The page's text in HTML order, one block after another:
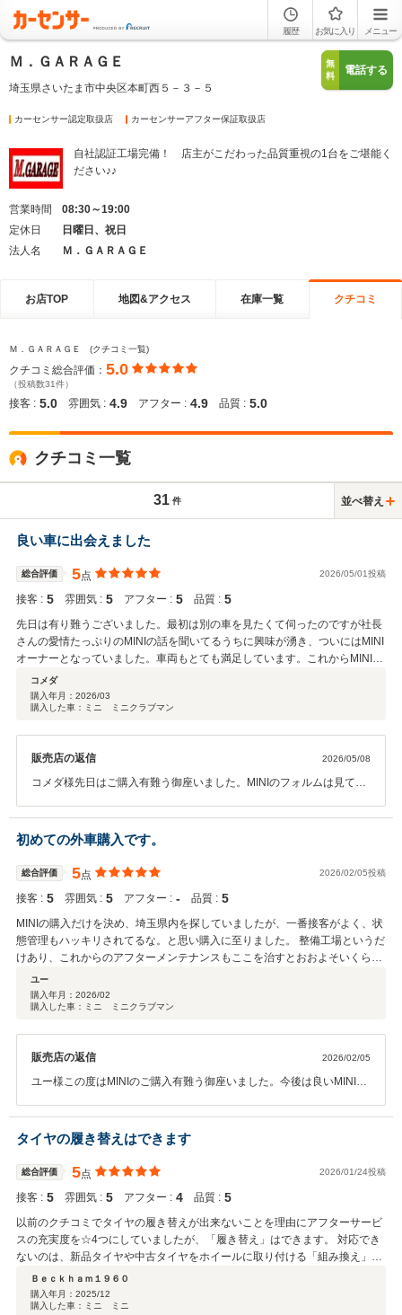
履歴 お気に入り メニュー
Ｍ．ＧＡＲＡＧＥ
埼玉県さいたま市中央区本町西５－３－５
無
料
電話する
カーセンサー認定取扱店 カーセンサーアフター保証取扱店
自社認証工場完備！ 店主がこだわった品質重視の1台をご堪能く
ださい♪♪
営業時間
08:30～19:00
定休日
日曜日、祝日
法人名
Ｍ．ＧＡＲＡＧＥ
お店TOP 地図&アクセス 在庫一覧 クチコミ
Ｍ．ＧＡＲＡＧＥ (クチコミ一覧)
クチコミ総合評価： 5.0
（投稿数31件）
接客 : 5.0 雰囲気 : 4.9 アフター : 4.9 品質 : 5.0
クチコミ一覧
31 件 並べ替え
良い車に出会えました
総合評価 5点 2026/05/01投稿
接客 : 5 雰囲気 : 5 アフター : 5 品質 : 5
先日は有り難うございました。最初は別の車を見たくて伺ったのですが社長
さんの愛情たっぷりのMINIの話を聞いてるうちに興味が湧き、ついにはMINI
オーナーとなっていました。車両もとても満足しています。これからMINIラ
イフ楽しみます。
コメダ
購入年月： 2026/03
購入した車：ミニ ミニクラブマン
販売店の返信 2026/05/08
コメダ様先日はご購入有難う御座いました。MINIのフォルムは見てい
ら最高ですね。今後も宜しくお願い致します。
初めての外車購入です。
総合評価 5点 2026/02/05投稿
接客 : 5 雰囲気 : 5 アフター : ‐ 品質 : 5
MINIの購入だけを決め、埼玉県内を探していましたが、一番接客がよく、状
態管理もハッキリされてるな。と思い購入に至りました。 整備工場というだ
けあり、これからのアフターメンテナンスもここを治すとおおよそいくらく
らいかかると伝えていただいたので、今後も安心です。
ユー
購入年月： 2026/02
購入した車：ミニ ミニクラブマン
販売店の返信 2026/02/05
ユー様この度はMINIのご購入有難う御座いました。今後は良いMINIラ
す。
タイヤの履き替えはできます
総合評価 5点 2026/01/24投稿
接客 : 5 雰囲気 : 5 アフター : 4 品質 : 5
以前のクチコミでタイヤの履き替えが出来ないことを理由にアフターサービ
スの充実度を☆4つにしていましたが、「履き替え」はできます。 対応でき
ないのは、新品タイヤや中古タイヤをホイールに取り付ける「組み換え」の
方でした。この作業にはタイヤチェンジャーやバランサーが必要なためで
す。 社長さんには口頭でお詫びしましたが、改めてお詫びと訂正をさせてい
ただきます。
Ｂｅｃｋｈａｍ１９６０
購入年月： 2025/12
購入した車：ミニ ミニ